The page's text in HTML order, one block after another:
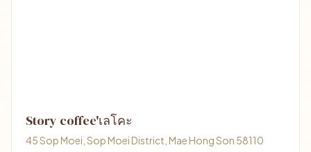
Story coffee'เลโคะ
45 Sop Moei, Sop Moei District, Mae Hong Son 58110